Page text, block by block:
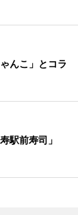
んこ」とコラ
駅前寿司」